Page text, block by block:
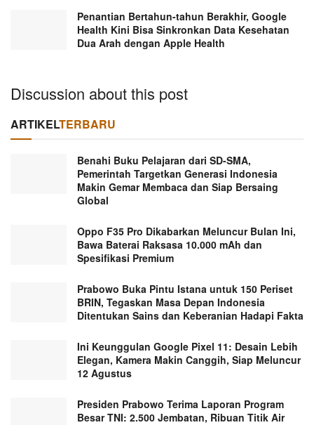
Penantian Bertahun-tahun Berakhir, Google
Health Kini Bisa Sinkronkan Data Kesehatan
Dua Arah dengan Apple Health
Discussion about this post
ARTIKELTERBARU
Benahi Buku Pelajaran dari SD-SMA,
Pemerintah Targetkan Generasi Indonesia
Makin Gemar Membaca dan Siap Bersaing
Global
Oppo F35 Pro Dikabarkan Meluncur Bulan Ini,
Bawa Baterai Raksasa 10.000 mAh dan
Spesifikasi Premium
Prabowo Buka Pintu Istana untuk 150 Periset
BRIN, Tegaskan Masa Depan Indonesia
Ditentukan Sains dan Keberanian Hadapi Fakta
Ini Keunggulan Google Pixel 11: Desain Lebih
Elegan, Kamera Makin Canggih, Siap Meluncur
12 Agustus
Presiden Prabowo Terima Laporan Program
Besar TNI: 2.500 Jembatan, Ribuan Titik Air